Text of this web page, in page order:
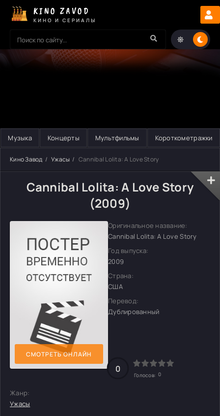
KINO ZAVOD
КИНО И СЕРИАЛЫ
Музыка Концерты Мультфильмы Короткометражки
Кино Завод Ужасы Cannibal Lolita: A Love Story
Cannibal Lolita: A Love Story
(2009)
СМОТРЕТЬ ОНЛАЙН
Оригинальное название:
Cannibal Lolita: A Love Story
Год выпуска:
2009
Страна:
США
Перевод:
Дублированный
0
Голосов: 0
Жанр:
Ужасы